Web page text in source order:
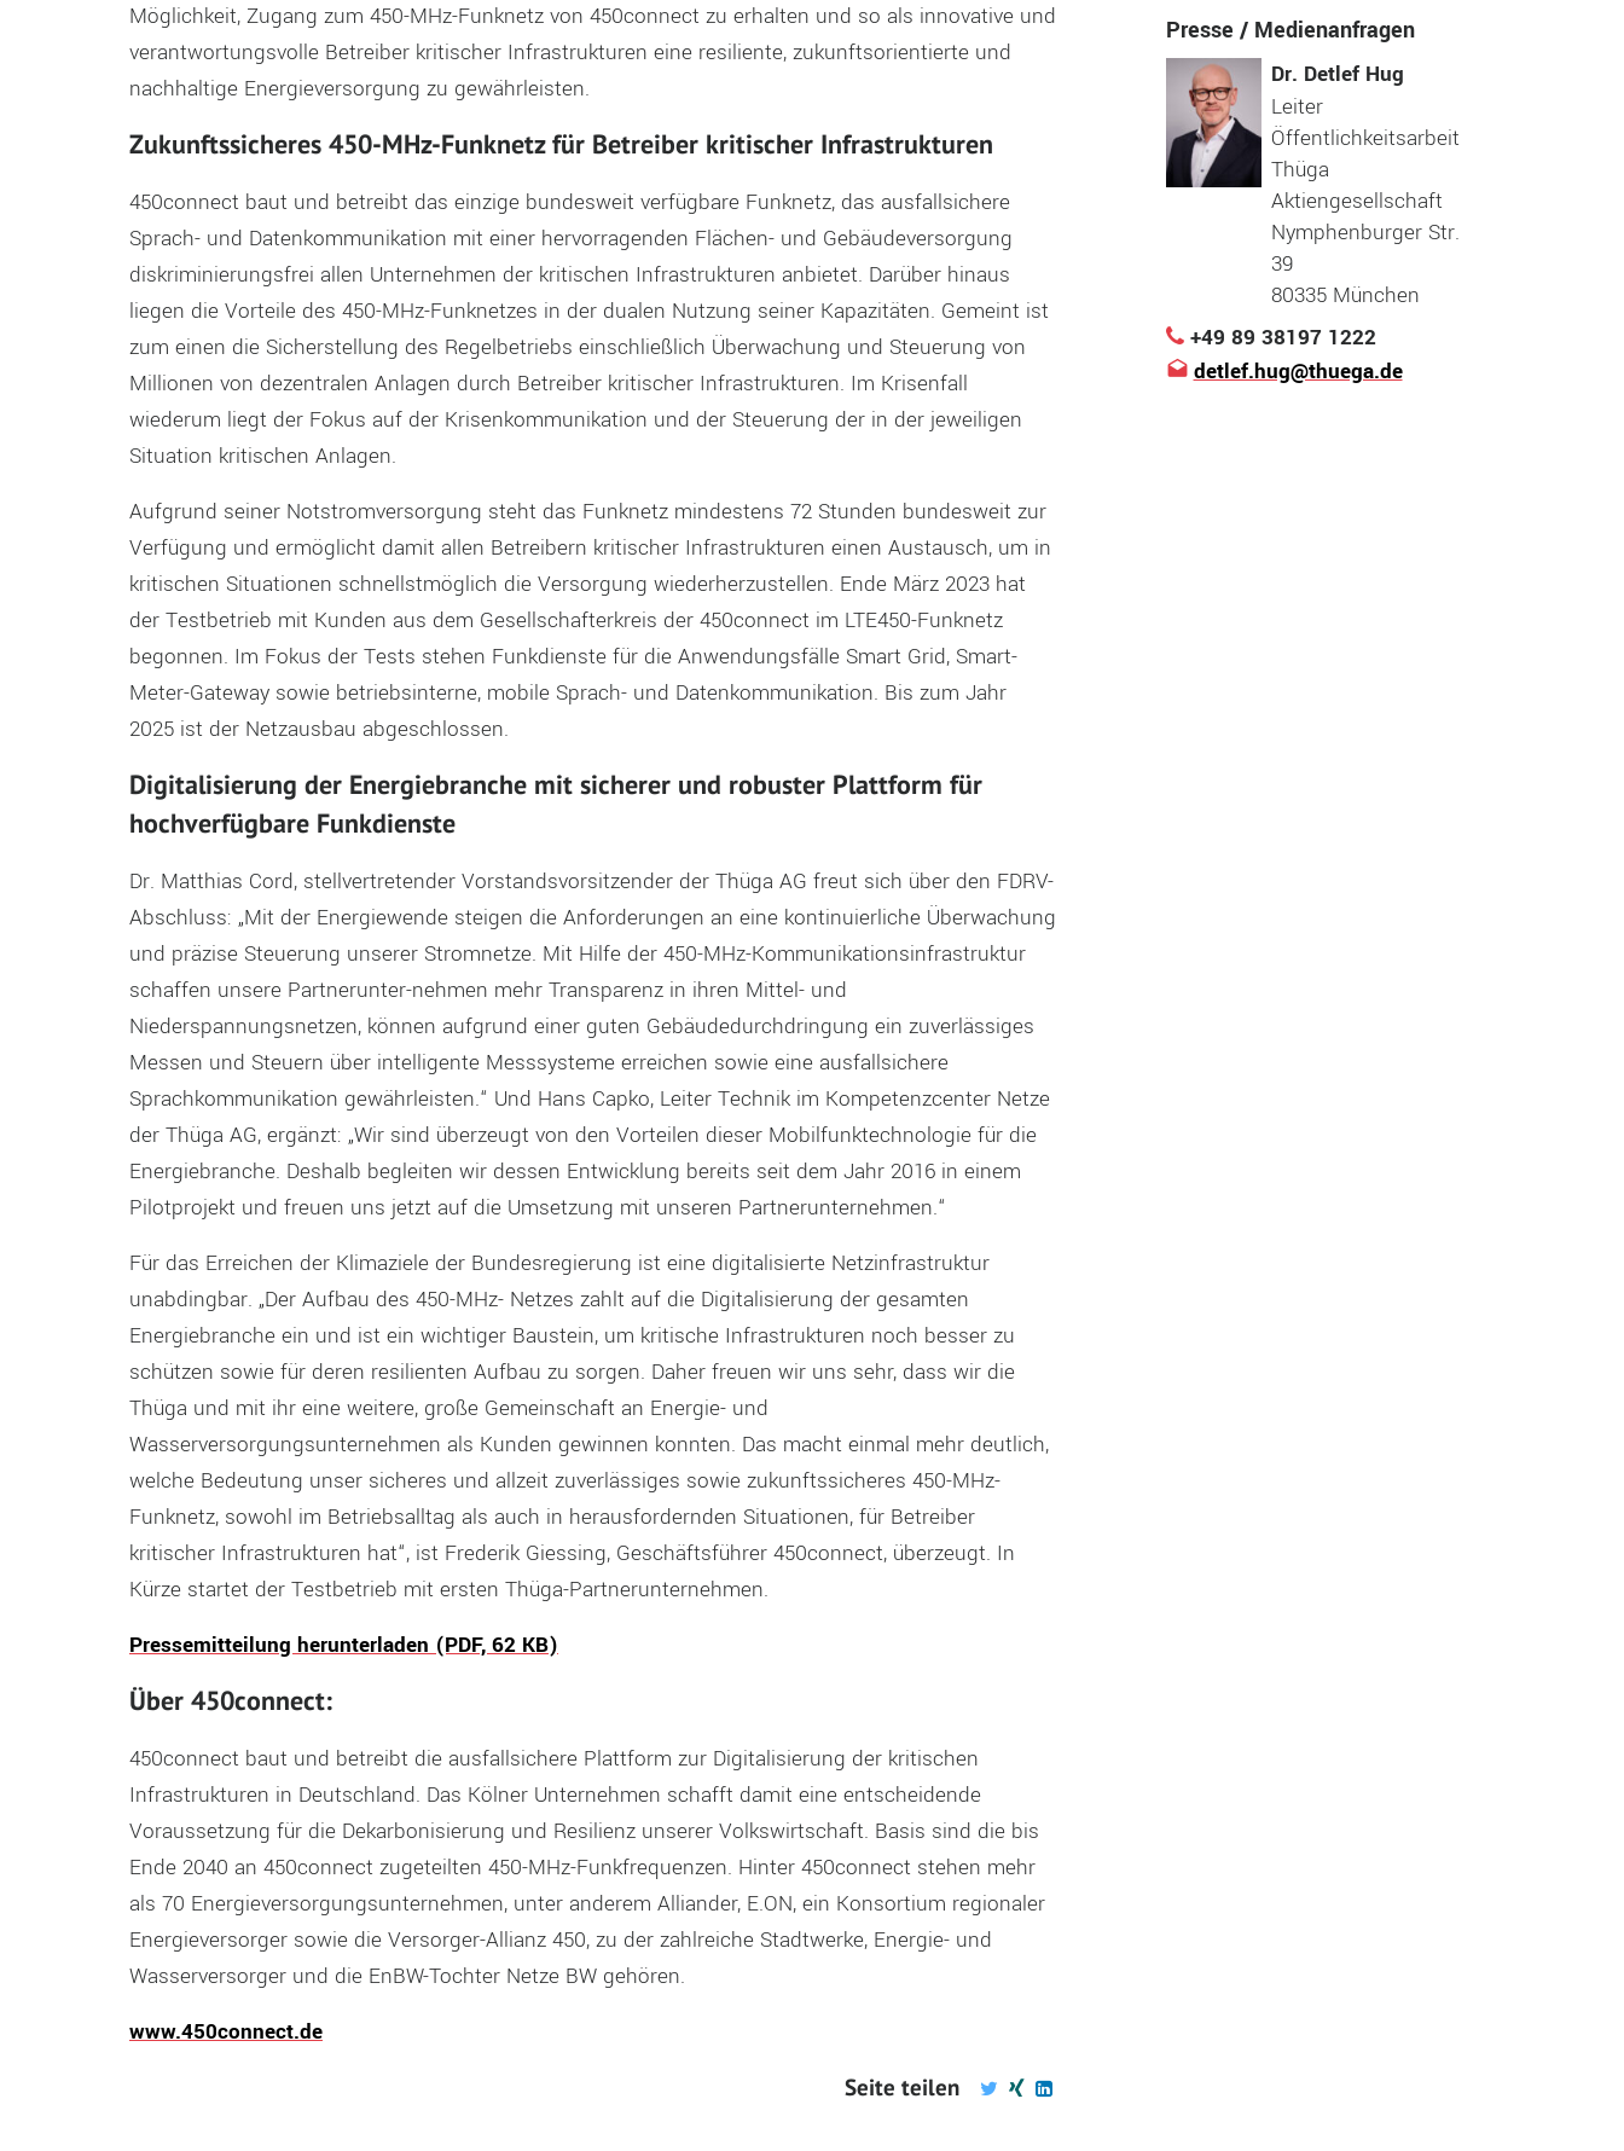
Möglichkeit, Zugang zum 450-MHz-Funknetz von 450connect zu erhalten und so als innovative und
verantwortungsvolle Betreiber kritischer Infrastrukturen eine resiliente, zukunftsorientierte und
nachhaltige Energieversorgung zu gewährleisten.
Zukunftssicheres 450-MHz-Funknetz für Betreiber kritischer Infrastrukturen
450connect baut und betreibt das einzige bundesweit verfügbare Funknetz, das ausfallsichere
Sprach- und Datenkommunikation mit einer hervorragenden Flächen- und Gebäudeversorgung
diskriminierungsfrei allen Unternehmen der kritischen Infrastrukturen anbietet. Darüber hinaus
liegen die Vorteile des 450-MHz-Funknetzes in der dualen Nutzung seiner Kapazitäten. Gemeint ist
zum einen die Sicherstellung des Regelbetriebs einschließlich Überwachung und Steuerung von
Millionen von dezentralen Anlagen durch Betreiber kritischer Infrastrukturen. Im Krisenfall
wiederum liegt der Fokus auf der Krisenkommunikation und der Steuerung der in der jeweiligen
Situation kritischen Anlagen.
Aufgrund seiner Notstromversorgung steht das Funknetz mindestens 72 Stunden bundesweit zur
Verfügung und ermöglicht damit allen Betreibern kritischer Infrastrukturen einen Austausch, um in
kritischen Situationen schnellstmöglich die Versorgung wiederherzustellen. Ende März 2023 hat
der Testbetrieb mit Kunden aus dem Gesellschafterkreis der 450connect im LTE450-Funknetz
begonnen. Im Fokus der Tests stehen Funkdienste für die Anwendungsfälle Smart Grid, Smart-
Meter-Gateway sowie betriebsinterne, mobile Sprach- und Datenkommunikation. Bis zum Jahr
2025 ist der Netzausbau abgeschlossen.
Digitalisierung der Energiebranche mit sicherer und robuster Plattform für
hochverfügbare Funkdienste
Dr. Matthias Cord, stellvertretender Vorstandsvorsitzender der Thüga AG freut sich über den FDRV-
Abschluss: „Mit der Energiewende steigen die Anforderungen an eine kontinuierliche Überwachung
und präzise Steuerung unserer Stromnetze. Mit Hilfe der 450-MHz-Kommunikationsinfrastruktur
schaffen unsere Partnerunter-nehmen mehr Transparenz in ihren Mittel- und
Niederspannungsnetzen, können aufgrund einer guten Gebäudedurchdringung ein zuverlässiges
Messen und Steuern über intelligente Messsysteme erreichen sowie eine ausfallsichere
Sprachkommunikation gewährleisten.“ Und Hans Capko, Leiter Technik im Kompetenzcenter Netze
der Thüga AG, ergänzt: „Wir sind überzeugt von den Vorteilen dieser Mobilfunktechnologie für die
Energiebranche. Deshalb begleiten wir dessen Entwicklung bereits seit dem Jahr 2016 in einem
Pilotprojekt und freuen uns jetzt auf die Umsetzung mit unseren Partnerunternehmen.“
Für das Erreichen der Klimaziele der Bundesregierung ist eine digitalisierte Netzinfrastruktur
unabdingbar. „Der Aufbau des 450-MHz- Netzes zahlt auf die Digitalisierung der gesamten
Energiebranche ein und ist ein wichtiger Baustein, um kritische Infrastrukturen noch besser zu
schützen sowie für deren resilienten Aufbau zu sorgen. Daher freuen wir uns sehr, dass wir die
Thüga und mit ihr eine weitere, große Gemeinschaft an Energie- und
Wasserversorgungsunternehmen als Kunden gewinnen konnten. Das macht einmal mehr deutlich,
welche Bedeutung unser sicheres und allzeit zuverlässiges sowie zukunftssicheres 450-MHz-
Funknetz, sowohl im Betriebsalltag als auch in herausfordernden Situationen, für Betreiber
kritischer Infrastrukturen hat“, ist Frederik Giessing, Geschäftsführer 450connect, überzeugt. In
Kürze startet der Testbetrieb mit ersten Thüga-Partnerunternehmen.
Pressemitteilung herunterladen (PDF, 62 KB)
Über 450connect:
450connect baut und betreibt die ausfallsichere Plattform zur Digitalisierung der kritischen
Infrastrukturen in Deutschland. Das Kölner Unternehmen schafft damit eine entscheidende
Voraussetzung für die Dekarbonisierung und Resilienz unserer Volkswirtschaft. Basis sind die bis
Ende 2040 an 450connect zugeteilten 450-MHz-Funkfrequenzen. Hinter 450connect stehen mehr
als 70 Energieversorgungsunternehmen, unter anderem Alliander, E.ON, ein Konsortium regionaler
Energieversorger sowie die Versorger-Allianz 450, zu der zahlreiche Stadtwerke, Energie- und
Wasserversorger und die EnBW-Tochter Netze BW gehören.
www.450connect.de
Seite teilen
Presse / Medienanfragen
Dr. Detlef Hug
Leiter
Öffentlichkeitsarbeit
Thüga
Aktiengesellschaft
Nymphenburger Str.
39
80335 München
+49 89 38197 1222
detlef.hug@thuega.de